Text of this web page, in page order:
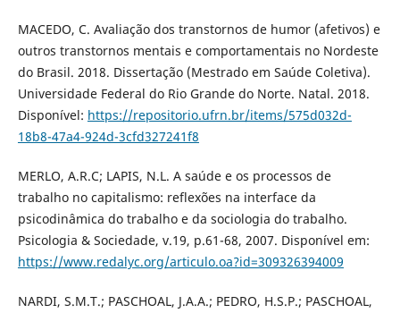
MACEDO, C. Avaliação dos transtornos de humor (afetivos) e
outros transtornos mentais e comportamentais no Nordeste
do Brasil. 2018. Dissertação (Mestrado em Saúde Coletiva).
Universidade Federal do Rio Grande do Norte. Natal. 2018.
Disponível: https://repositorio.ufrn.br/items/575d032d-
18b8-47a4-924d-3cfd327241f8
MERLO, A.R.C; LAPIS, N.L. A saúde e os processos de
trabalho no capitalismo: reflexões na interface da
psicodinâmica do trabalho e da sociologia do trabalho.
Psicologia & Sociedade, v.19, p.61-68, 2007. Disponível em:
https://www.redalyc.org/articulo.oa?id=309326394009
NARDI, S.M.T.; PASCHOAL, J.A.A.; PEDRO, H.S.P.; PASCHOAL,